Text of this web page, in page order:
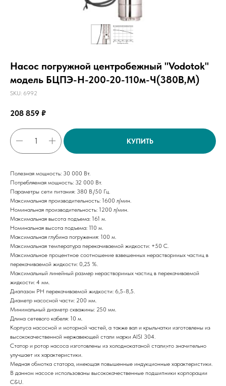
Насос погружной центробежный "Vodotok"
модель БЦПЭ-Н-200-20-110м-Ч(380В,М)
SKU: 6992
208 859 ₽
КУПИТЬ
Полезная мощность: 30 000 Вт.
Потребляемая мощность: 32 000 Вт.
Параметры сети питания: 380 В./50 Гц.
Максимальная производительность: 1600 л/мин.
Номинальная производительность: 1200 л/мин.
Максимальная высота подъема: 161 м.
Номинальная высота подъема: 110 м.
Максимальная глубина погружения: 100 м.
Максимальная температура перекачиваемой жидкости: +50 С.
Максимальное процентное соотношение взвешенных нерастворимых частиц в
перекачиваемой жидкости: 0,25 %.
Максимальный линейный размер нерастворимых частиц в перекачиваемой
жидкости: 4 мм.
Диапазон РН перекачиваемой жидкости: 6,5-8,5.
Диаметр насосной части: 200 мм.
Минимальный диаметр скважины: 250 мм.
Длина сетевого кабеля: 10 м.
Корпуса насосной и моторной частей, а также вал и крыльчатки изготовлены из
высококачественной нержавеющей стали марки AISI 304.
Статор и ротор насоса изготовлены из холоднокатаной стали,что значительно
улучшает их характеристики.
Медная обмотка статора, имеющая повышенные индукционные характеристики.
В данном насосе использованы высококачественные подшипники корпорации
C&U.